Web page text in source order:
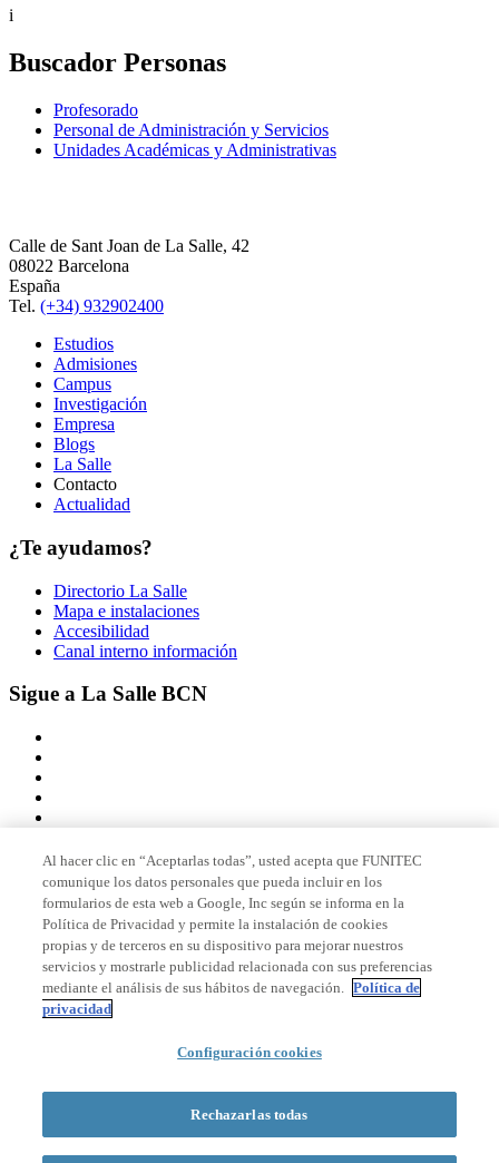
i
Buscador Personas
Profesorado
Personal de Administración y Servicios
Unidades Académicas y Administrativas
Calle de Sant Joan de La Salle, 42
08022 Barcelona
España
Tel. (+34) 932902400
Estudios
Admisiones
Campus
Investigación
Empresa
Blogs
La Salle
Contacto
Actualidad
¿Te ayudamos?
Directorio La Salle
Mapa e instalaciones
Accesibilidad
Canal interno información
Sigue a La Salle BCN
Miembro de
Acreditaciones
© 2026 La Salle Campus Barcelona - URL |
Formulario de búsqueda
Al hacer clic en “Aceptarlas todas”, usted acepta que FUNITEC
comunique los datos personales que pueda incluir en los
formularios de esta web a Google, Inc según se informa en la
Política de Privacidad y permite la instalación de cookies
propias y de terceros en su dispositivo para mejorar nuestros
servicios y mostrarle publicidad relacionada con sus preferencias
mediante el análisis de sus hábitos de navegación. Política de
privacidad
Configuración cookies
Rechazarlas todas